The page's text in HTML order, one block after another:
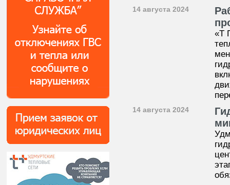
14 августа 2024
«Т
14 августа 2024